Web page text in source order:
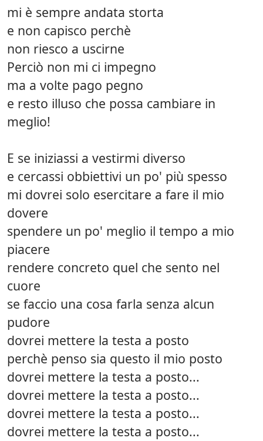
mi è sempre andata storta
e non capisco perchè
non riesco a uscirne
Perciò non mi ci impegno
ma a volte pago pegno
e resto illuso che possa cambiare in
meglio!
E se iniziassi a vestirmi diverso
e cercassi obbiettivi un po' più spesso
mi dovrei solo esercitare a fare il mio
dovere
spendere un po' meglio il tempo a mio
piacere
rendere concreto quel che sento nel
cuore
se faccio una cosa farla senza alcun
pudore
dovrei mettere la testa a posto
perchè penso sia questo il mio posto
dovrei mettere la testa a posto...
dovrei mettere la testa a posto...
dovrei mettere la testa a posto...
dovrei mettere la testa a posto...